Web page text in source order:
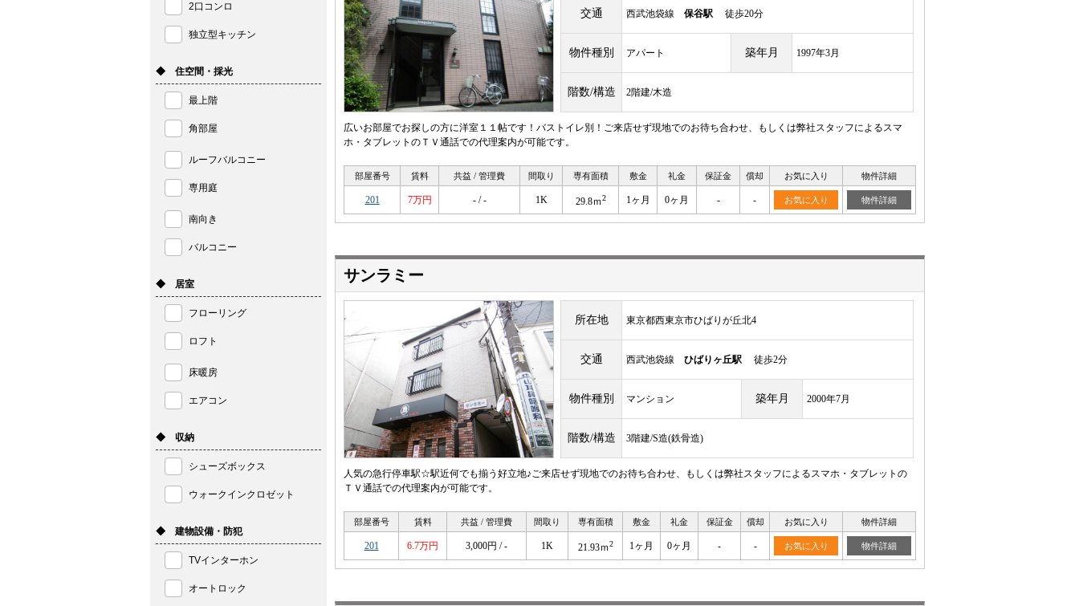
交通 西武池袋線 保谷駅 徒歩20分
物件種別 アパート 築年月 1997年3月
階数/構造 2階建/木造
広いお部屋でお探しの方に洋室１１帖です！バストイレ別！ご来店せず現地でのお待ち合わせ、もしくは弊社スタッフによるスマ
ホ・タブレットのＴＶ通話での代理案内が可能です。
部屋番号 賃料 共益 / 管理費 間取り 専有面積 敷金 礼金 保証金 償却 お気に入り 物件詳細
201 7万円 - / - 1K 29.8ｍ2 1ヶ月 0ヶ月 - - お気に入り 物件詳細
サンラミー
所在地 東京都西東京市ひばりが丘北4
交通 西武池袋線 ひばりヶ丘駅 徒歩2分
物件種別 マンション 築年月 2000年7月
階数/構造 3階建/S造(鉄骨造)
人気の急行停車駅☆駅近何でも揃う好立地♪ご来店せず現地でのお待ち合わせ、もしくは弊社スタッフによるスマホ・タブレットの
ＴＶ通話での代理案内が可能です。
部屋番号 賃料 共益 / 管理費 間取り 専有面積 敷金 礼金 保証金 償却 お気に入り 物件詳細
201 6.7万円 3,000円 / - 1K 21.93ｍ2 1ヶ月 0ヶ月 - - お気に入り 物件詳細
2口コンロ
独立型キッチン
◆ 住空間・採光
最上階
角部屋
ルーフバルコニー
専用庭
南向き
バルコニー
◆ 居室
フローリング
ロフト
床暖房
エアコン
◆ 収納
シューズボックス
ウォークインクロゼット
◆ 建物設備・防犯
TVインターホン
オートロック